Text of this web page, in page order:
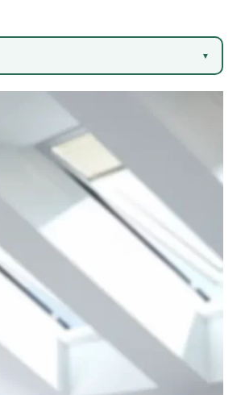
▼